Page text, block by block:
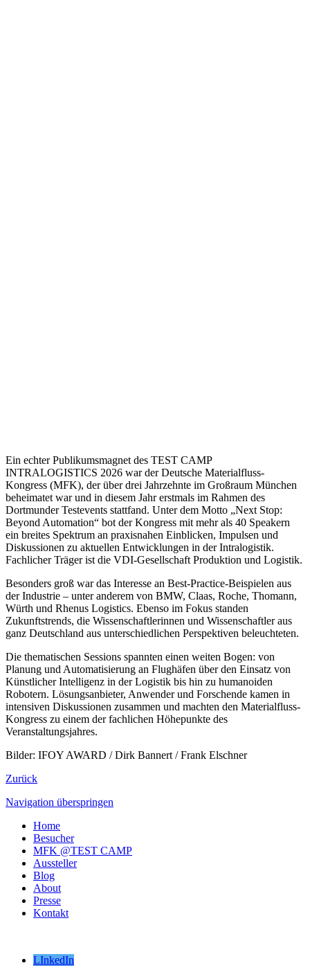
Ein echter Publikumsmagnet des TEST CAMP
INTRALOGISTICS 2026 war der Deutsche Materialfluss-
Kongress (MFK), der über drei Jahrzehnte im Großraum München
beheimatet war und in diesem Jahr erstmals im Rahmen des
Dortmunder Testevents stattfand. Unter dem Motto „Next Stop:
Beyond Automation“ bot der Kongress mit mehr als 40 Speakern
ein breites Spektrum an praxisnahen Einblicken, Impulsen und
Diskussionen zu aktuellen Entwicklungen in der Intralogistik.
Fachlicher Träger ist die VDI-Gesellschaft Produktion und Logistik.
Besonders groß war das Interesse an Best-Practice-Beispielen aus
der Industrie – unter anderem von BMW, Claas, Roche, Thomann,
Würth und Rhenus Logistics. Ebenso im Fokus standen
Zukunftstrends, die Wissenschaftlerinnen und Wissenschaftler aus
ganz Deutschland aus unterschiedlichen Perspektiven beleuchteten.
Die thematischen Sessions spannten einen weiten Bogen: von
Planung und Automatisierung an Flughäfen über den Einsatz von
Künstlicher Intelligenz in der Logistik bis hin zu humanoiden
Robotern. Lösungsanbieter, Anwender und Forschende kamen in
intensiven Diskussionen zusammen und machten den Materialfluss-
Kongress zu einem der fachlichen Höhepunkte des
Veranstaltungsjahres.
Bilder: IFOY AWARD / Dirk Bannert / Frank Elschner
Zurück
Navigation überspringen
Home
Besucher
MFK @TEST CAMP
Aussteller
Blog
About
Presse
Kontakt
LInkedIn